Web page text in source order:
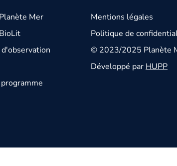
Mer
Mentions légales
Politique de
© 2023/2025 Planète
Développé parHUPP